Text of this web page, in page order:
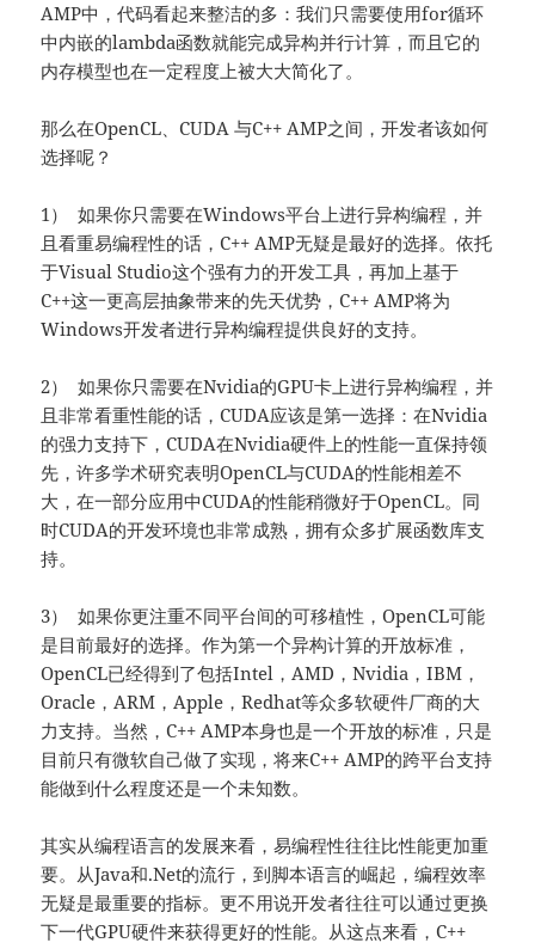
AMP中，代码看起来整洁的多：我们只需要使用for循环
中内嵌的lambda函数就能完成异构并行计算，而且它的
内存模型也在一定程度上被大大简化了。
那么在OpenCL、CUDA 与C++ AMP之间，开发者该如何
选择呢？
1） 如果你只需要在Windows平台上进行异构编程，并
且看重易编程性的话，C++ AMP无疑是最好的选择。依托
于Visual Studio这个强有力的开发工具，再加上基于
C++这一更高层抽象带来的先天优势，C++ AMP将为
Windows开发者进行异构编程提供良好的支持。
2） 如果你只需要在Nvidia的GPU卡上进行异构编程，并
且非常看重性能的话，CUDA应该是第一选择：在Nvidia
的强力支持下，CUDA在Nvidia硬件上的性能一直保持领
先，许多学术研究表明OpenCL与CUDA的性能相差不
大，在一部分应用中CUDA的性能稍微好于OpenCL。同
时CUDA的开发环境也非常成熟，拥有众多扩展函数库支
持。
3） 如果你更注重不同平台间的可移植性，OpenCL可能
是目前最好的选择。作为第一个异构计算的开放标准，
OpenCL已经得到了包括Intel，AMD，Nvidia，IBM，
Oracle，ARM，Apple，Redhat等众多软硬件厂商的大
力支持。当然，C++ AMP本身也是一个开放的标准，只是
目前只有微软自己做了实现，将来C++ AMP的跨平台支持
能做到什么程度还是一个未知数。
其实从编程语言的发展来看，易编程性往往比性能更加重
要。从Java和.Net的流行，到脚本语言的崛起，编程效率
无疑是最重要的指标。更不用说开发者往往可以通过更换
下一代GPU硬件来获得更好的性能。从这点来看，C++